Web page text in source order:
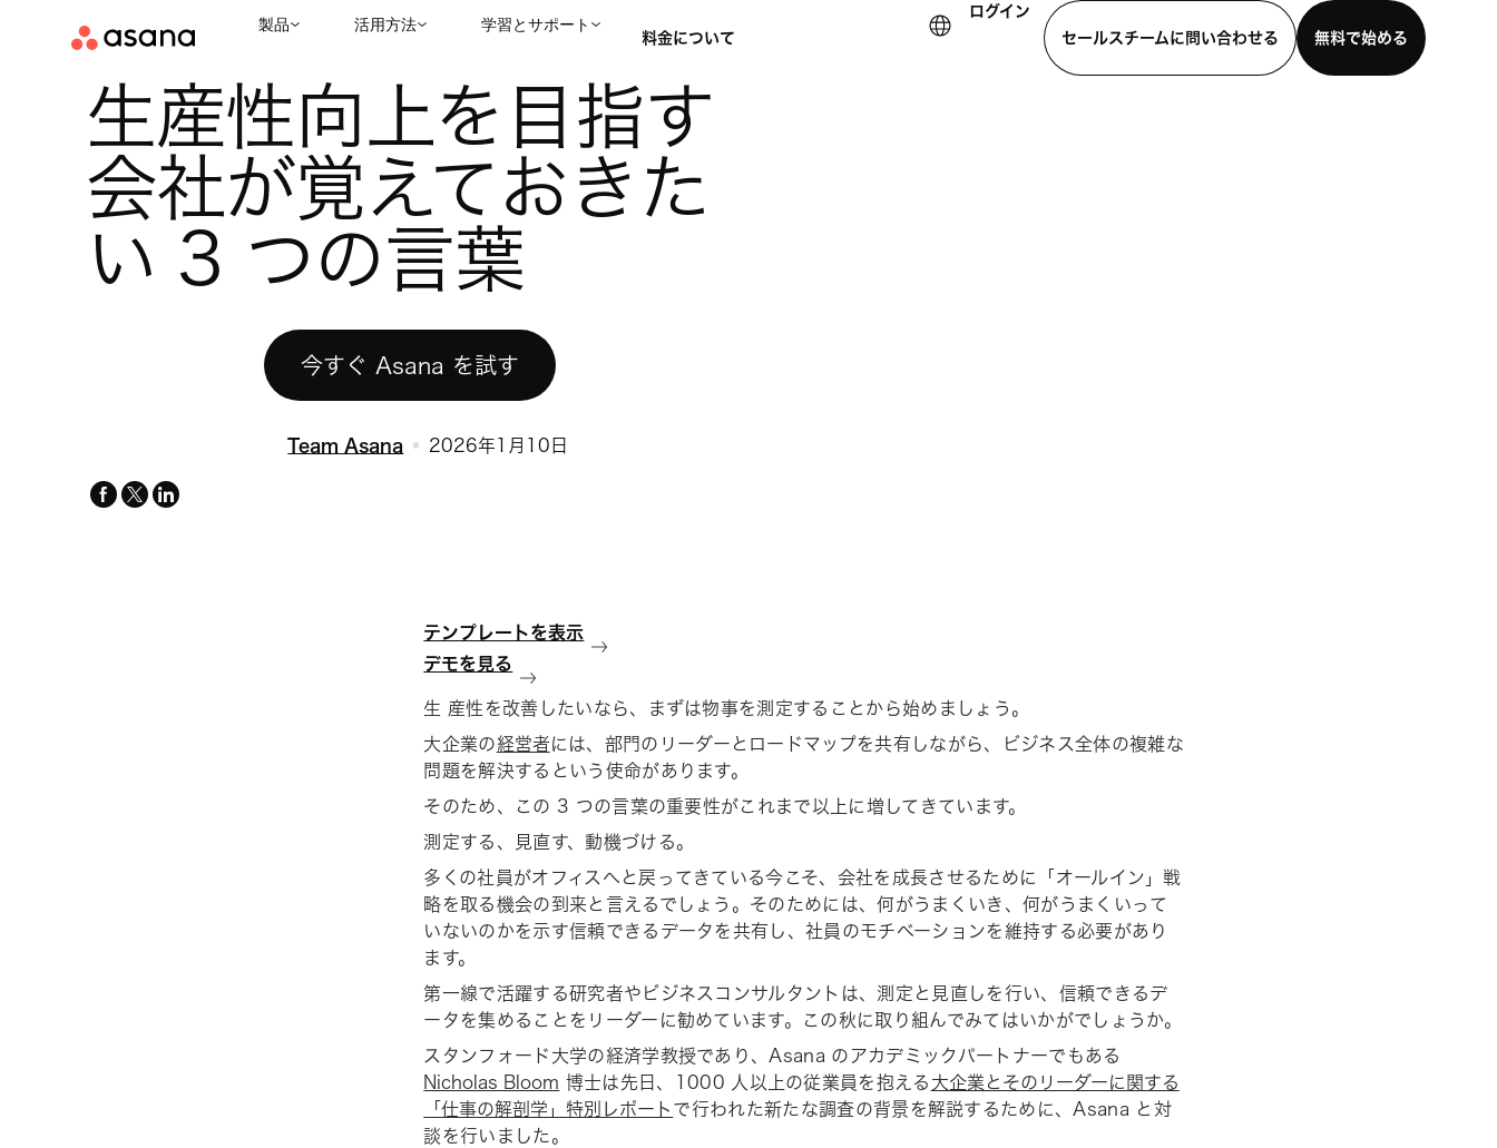
製品 活用方法 学習とサポート
料金について
ログイン
セールスチームに問い合わせる
無料で始める
生産性向上を目指す
会社が覚えておきた
い 3 つの言葉
今すぐ Asana を試す
Team Asana 2026年1月10日
facebook
x-
linkedin
テンプレートを表示
デモを見る
生 産性を改善したいなら、まずは物事を測定することから始めましょう。
大企業の経営者には、部門のリーダーとロードマップを共有しながら、ビジネス全体の複雑な
問題を解決するという使命があります。
そのため、この 3 つの言葉の重要性がこれまで以上に増してきています。
測定する、見直す、動機づける。
多くの社員がオフィスへと戻ってきている今こそ、会社を成長させるために「オールイン」戦
略を取る機会の到来と言えるでしょう。そのためには、何がうまくいき、何がうまくいって
いないのかを示す信頼できるデータを共有し、社員のモチベーションを維持する必要があり
ます。
第一線で活躍する研究者やビジネスコンサルタントは、測定と見直しを行い、信頼できるデ
ータを集めることをリーダーに勧めています。この秋に取り組んでみてはいかがでしょうか。
スタンフォード大学の経済学教授であり、Asana のアカデミックパートナーでもある
Nicholas Bloom 博士は先日、1000 人以上の従業員を抱える 大企業とそのリーダーに関する
「仕事の解剖学」特別レポート で行われた新たな調査の背景を解説するために、Asana と対
談を行いました。